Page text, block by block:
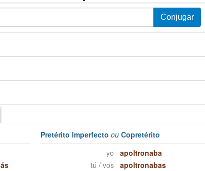
Pretérito Imperfectoou Copretérito
yo
apoltronaba
tú / vos
apoltronabas